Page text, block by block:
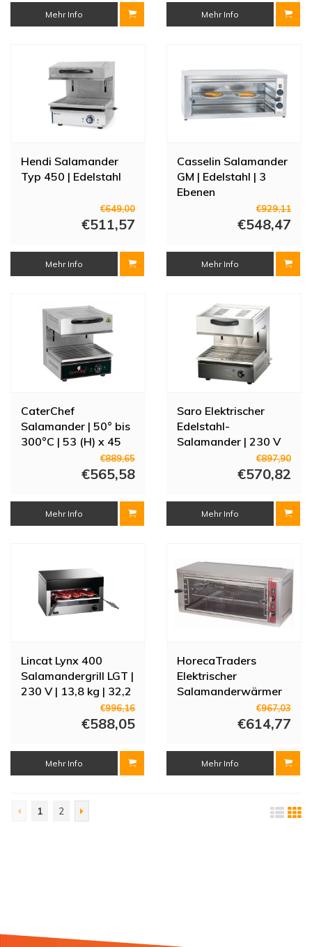
Mehr Info Mehr Info
Hendi Salamander
Typ 450 | Edelstahl
€649,00
€511,57
Mehr Info
Casselin Salamander
GM | Edelstahl | 3
Ebenen
€929,11
€548,47
Mehr Info
CaterChef
Salamander | 50° bis
300°C | 53 (H) x 45
€889,65
€565,58
Mehr Info
Saro Elektrischer
Edelstahl-
Salamander | 230 V
€897,90
€570,82
Mehr Info
Lincat Lynx 400
Salamandergrill LGT |
230 V | 13,8 kg | 32,2
€996,16
€588,05
Mehr Info
HorecaTraders
Elektrischer
Salamanderwärmer
mit verstellbarem€967,03
€614,77
Mehr Info
1 2